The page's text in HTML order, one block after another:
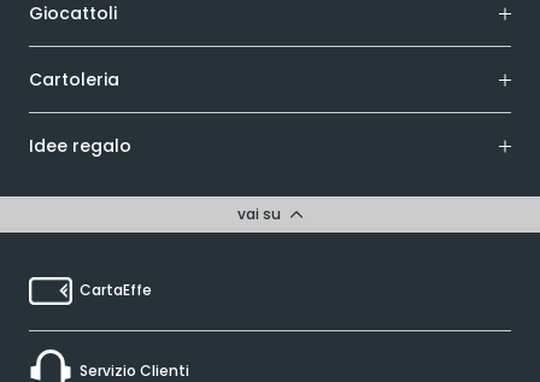
Giocattoli
Cartoleria
Idee regalo
vai su
CartaEffe
Servizio Clienti